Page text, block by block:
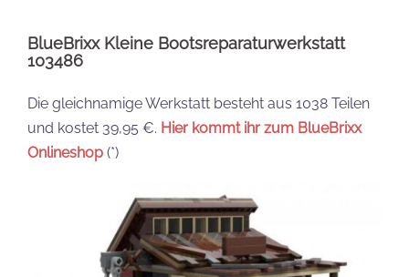
BlueBrixx Kleine Bootsreparaturwerkstatt
103486
Die gleichnamige Werkstatt besteht aus 1038 Teilen
und kostet 39,95 €. Hier kommt ihr zum BlueBrixx
Onlineshop (*)